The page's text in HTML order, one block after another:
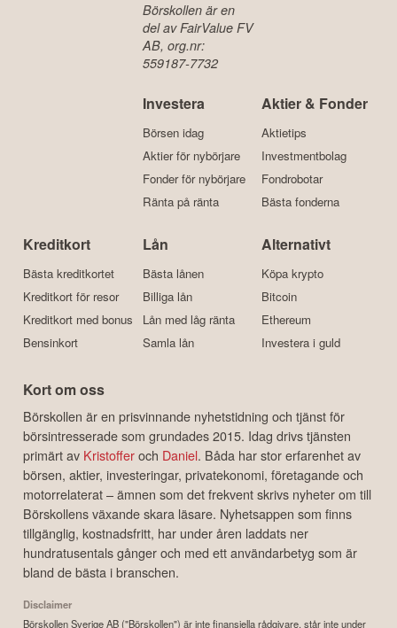
Börskollen är en
del av FairValue FV
AB, org.nr:
559187-7732
Investera
Börsen idag
Aktier för nybörjare
Fonder för nybörjare
Ränta på ränta
Aktier & Fonder
Aktietips
Investmentbolag
Fondrobotar
Bästa fonderna
Kreditkort
Bästa kreditkortet
Kreditkort för resor
Kreditkort med bonus
Bensinkort
Lån
Bästa lånen
Billiga lån
Lån med låg ränta
Samla lån
Alternativt
Köpa krypto
Bitcoin
Ethereum
Investera i guld
Kort om oss
Börskollen är en prisvinnande nyhetstidning och tjänst för
börsintresserade som grundades 2015. Idag drivs tjänsten
primärt av Kristofferoch Daniel. Båda har stor erfarenhet av
börsen, aktier, investeringar, privatekonomi, företagande och
motorrelaterat – ämnen som det frekvent skrivs nyheter om till
Börskollens växande skara läsare. Nyhetsappen som finns
tillgänglig, kostnadsfritt, har under åren laddats ner
hundratusentals gånger och med ett användarbetyg som är
bland de bästa i branschen.
Disclaimer
Börskollen Sverige AB ("Börskollen") är inte finansiella rådgivare, står inte under